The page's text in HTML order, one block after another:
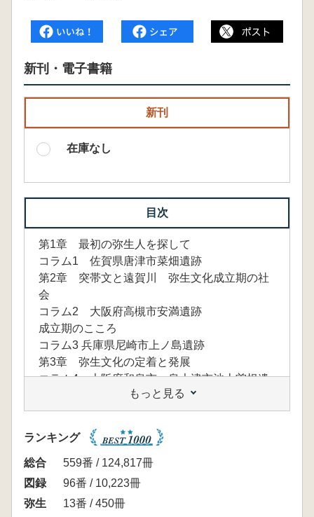
新刊・電子書籍
新刊
在庫なし
目次
第1章 最初の弥生人を探して
コラム1 佐賀県唐津市菜畑遺跡
第2章 突帯文と遠賀川 弥生文化成立期の社
会
コラム2 大阪府高槻市安満遺跡
成立期のこころ
コラム3 兵庫県尼崎市上ノ島遺跡
第3章 弥生文化の定着と発展
コラム4 大阪府和泉市・泉大津市池上曽根遺
■特別論考
関根達人 西日本出土の大洞A1土器の製作地
と製作者 高知県居徳遺跡と沖縄県平安山原B
遺跡
信里芳紀 農耕社会のはじまりと遠賀川式土
器 四国島を中心に
もっと見る
ランキング
総合
559番 / 124,817冊
図録
96番 / 10,223冊
弥生
13番 / 450冊